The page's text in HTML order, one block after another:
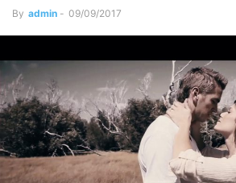
By admin - 09/09/2017